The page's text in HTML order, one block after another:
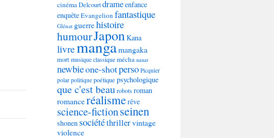
cinémaDelcourtdrameenfance
enquêteEvangelion fantastique
Glénat guerrehistoire
humourJapon Kana
livremangamangaka
mortmusique classiquemécha nanar
newbieone-shotperso Picquier
polar politique poétique psychologique
que c'est beaurobotsroman
romanceréalismerêve
science-fictionseinen
shonen sociététhrillervintage
violence